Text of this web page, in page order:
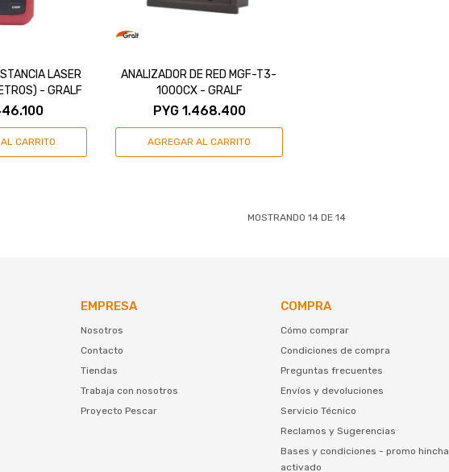
LASER
- GRALF
ANALIZADOR DE RED MGF-T3-
1000CX - GRALF
PYG 1.468.400
MOSTRANDO14 DE14
EMPRESA
Nosotros
Contacto
Tiendas
Trabaja con nosotros
Proyecto Pescar
COMPRA
Cómo comprar
Condiciones de compra
Preguntas frecuentes
Envíos y devoluciones
Servicio Técnico
Reclamos y Sugerencias
Bases y condiciones - promo hincha
activado